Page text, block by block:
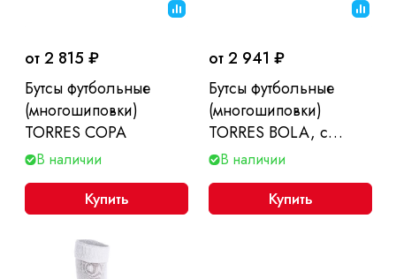
от 2 815 ₽
Бутсы футбольные
(многошиповки)
TORRES COPA
В наличии
Купить
от 2 941 ₽
Бутсы футбольные
(многошиповки)
TORRES BOLA, с
носком
В наличии
Купить